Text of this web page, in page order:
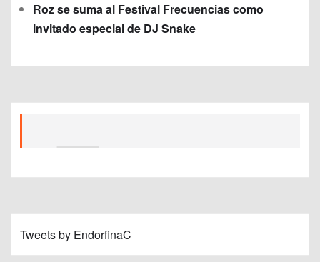
Roz se suma al Festival Frecuencias como
invitado especial de DJ Snake
Tweets by EndorfinaC